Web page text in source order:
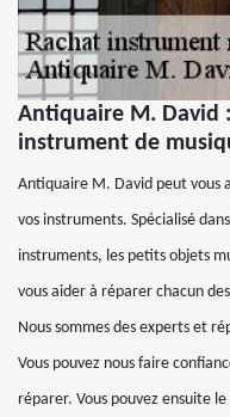
Antiquaire M. David
instrument de
Antiquaire M. David peut vous
vos instruments. Spécialisé
instruments, les petits objets
vous aider à réparer chacun
Nous sommes des experts et
Vous pouvez nous faire
réparer. Vous pouvez ensuite